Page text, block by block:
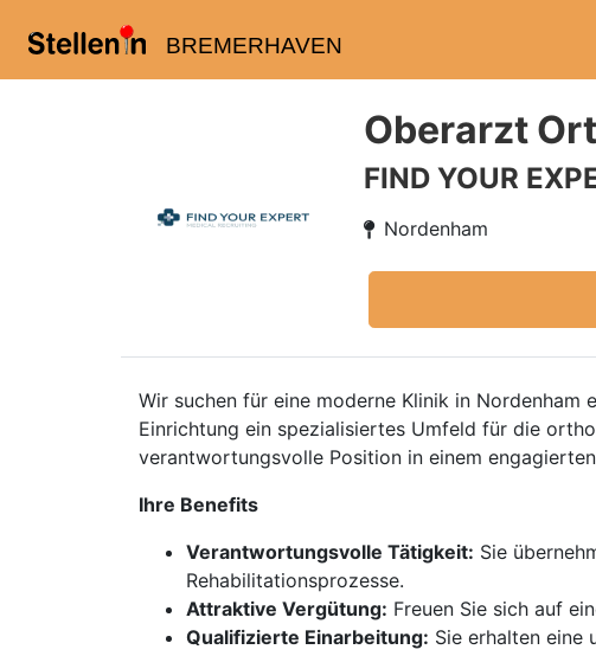
BREMERHAVEN
Oberarzt
FIND YOUR
Nordenham
Wir suchen für eine moderne Klinik in Nordenham
Einrichtung ein spezialisiertes Umfeld für die
verantwortungsvolle Position in einem
Ihre Benefits
Verantwortungsvolle Tätigkeit: Sie
Rehabilitationsprozesse.
Attraktive Vergütung: Freuen Sie sich auf
Qualifizierte Einarbeitung: Sie erhalten eine